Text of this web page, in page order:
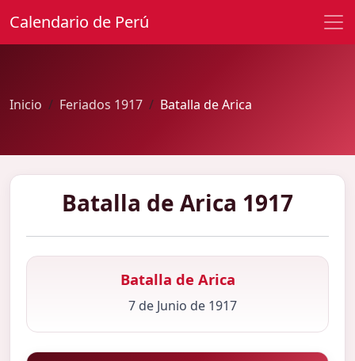
Calendario de Perú
Inicio Feriados 1917 Batalla de Arica
Batalla de Arica 1917
Batalla de Arica
7 de Junio de 1917